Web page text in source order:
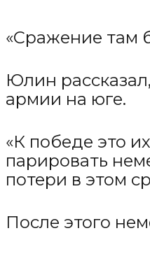
«Сражение там
Юлин
армии на юге.
«К победе это
парировать
потери в этом
После этого